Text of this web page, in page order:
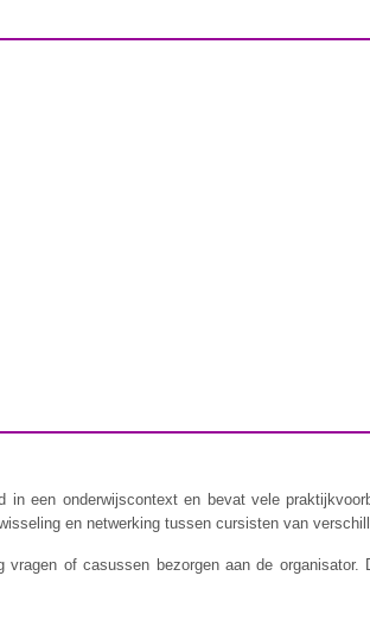
een onderwijscontext en bevat vele
en netwerking tussen cursisten van
of casussen bezorgen aan de